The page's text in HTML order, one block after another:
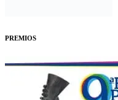
PREMIOS